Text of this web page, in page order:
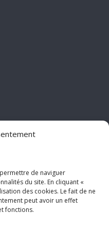
de naviguer
du site. En cliquant «
des cookies. Le fait de ne
peut avoir un effet
fonctions.